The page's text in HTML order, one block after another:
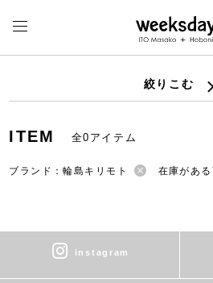
絞りこむ
ITEM 全0アイテム
ブランド：輪島キリモト 在庫があ
instagram